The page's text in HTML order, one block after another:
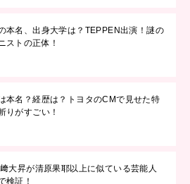
本名、出身大学は？TEPPEN出演！謎の
ストの正体！
本名？経歴は？トヨタのCMで見せた特
りがすごい！
大昇が清原果耶以上に似ている芸能人
検証！